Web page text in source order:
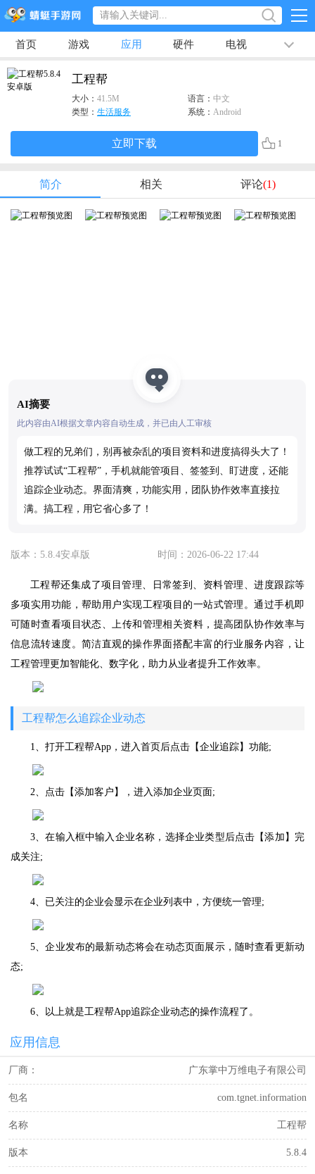
首页 游戏 应用 硬件 电视 排行榜
专题
工程帮
大小： 41.5M 语言： 中文
类型： 生活服务 系统： Android
立即下载 1
简介 相关 评论(1)
AI摘要
此内容由AI根据文章内容自动生成，并已由人工审核
做工程的兄弟们，别再被杂乱的项目资料和进度搞得头大了！
推荐试试“工程帮”，手机就能管项目、签签到、盯进度，还能
追踪企业动态。界面清爽，功能实用，团队协作效率直接拉
满。搞工程，用它省心多了！
版本：5.8.4安卓版 时间：2026-06-22 17:44
工程帮还集成了项目管理、日常签到、资料管理、进度跟踪等
多项实用功能，帮助用户实现工程项目的一站式管理。通过手机即
可随时查看项目状态、上传和管理相关资料，提高团队协作效率与
信息流转速度。简洁直观的操作界面搭配丰富的行业服务内容，让
工程管理更加智能化、数字化，助力从业者提升工作效率。
工程帮怎么追踪企业动态
1、打开工程帮App，进入首页后点击【企业追踪】功能;
2、点击【添加客户】，进入添加企业页面;
3、在输入框中输入企业名称，选择企业类型后点击【添加】完
成关注;
4、已关注的企业会显示在企业列表中，方便统一管理;
5、企业发布的最新动态将会在动态页面展示，随时查看更新动
态;
6、以上就是工程帮App追踪企业动态的操作流程了。
应用信息
厂商： 广东掌中万维电子有限公司
包名 com.tgnet.information
名称 工程帮
版本 5.8.4